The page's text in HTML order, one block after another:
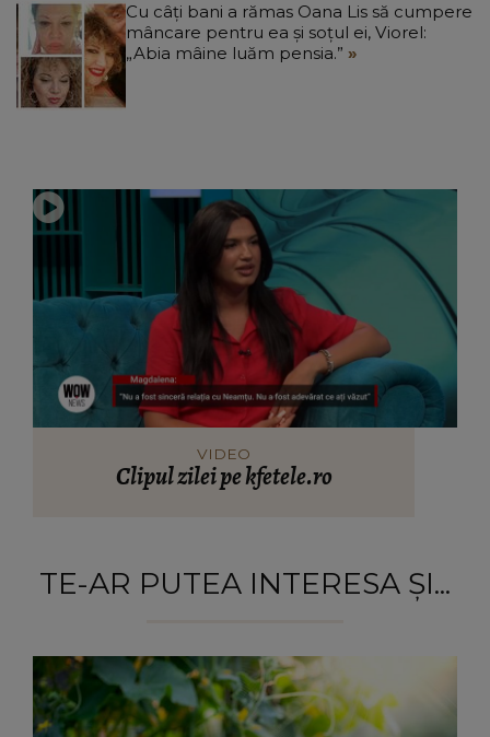
Cu câți bani a rămas Oana Lis să cumpere
mâncare pentru ea și soțul ei, Viorel:
„Abia mâine luăm pensia.”
VIDEO
Clipul zilei pe kfetele.ro
TE-AR PUTEA INTERESA ȘI...